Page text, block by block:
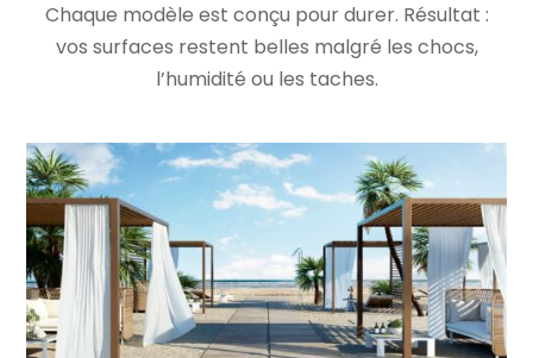
Chaque modèle est conçu pour durer. Résultat :
vos surfaces restent belles malgré les chocs,
l’humidité ou les taches.